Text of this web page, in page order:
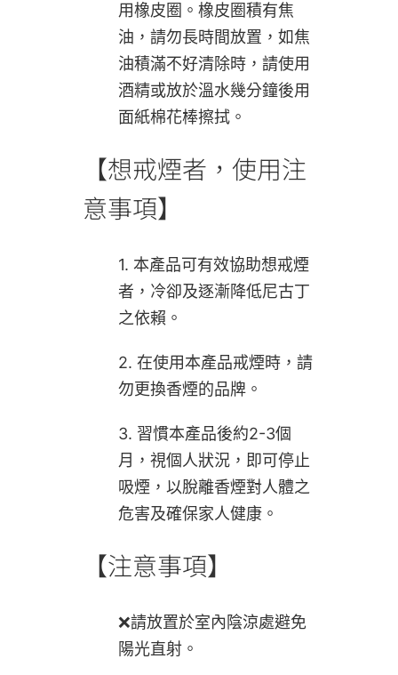
用橡皮圈。橡皮圈積有焦
油，請勿長時間放置，如焦
油積滿不好清除時，請使用
酒精或放於溫水幾分鐘後用
面紙棉花棒擦拭。
【想戒煙者，使用注
意事項】
1. 本產品可有效協助想戒煙
者，冷卻及逐漸降低尼古丁
之依賴。
2. 在使用本產品戒煙時，請
勿更換香煙的品牌。
3. 習慣本產品後約2-3個
月，視個人狀況，即可停止
吸煙，以脫離香煙對人體之
危害及確保家人健康。
【注意事項】
❌請放置於室內陰涼處避免
陽光直射。